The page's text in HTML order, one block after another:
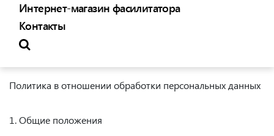
Интернет-магазин фасилитатора
Контакты
Политика в отношении обработки персональных данных
1. Общие положения